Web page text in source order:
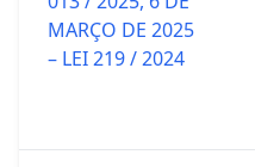
MARÇO DE 2025
– LEI 219 / 2024